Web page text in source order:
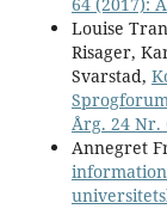
Louise
Risager,
Svarstad,
Årg. 24 Nr.
Annegret